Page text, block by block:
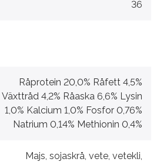
36
Råprotein 20,0% Råfett 4,5%
Växttråd 4,2% Råaska 6,6% Lysin
1,0% Kalcium 1,0% Fosfor 0,76%
Natrium 0,14% Methionin 0,4%
Majs, sojaskrå, vete, vetekli,